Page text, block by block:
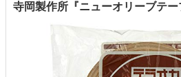
寺岡製作所『ニューオリーブテー